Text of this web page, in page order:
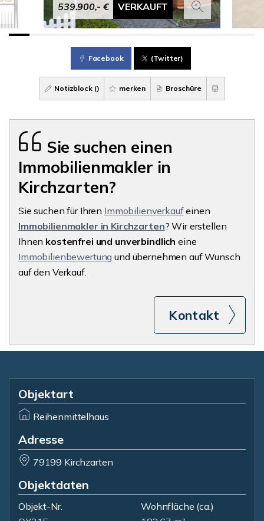
539.900,- € VERKAUFT
Facebook (Twitter)
Notizblock () merken Broschüre
Sie suchen einen
Immobilienmakler in
Kirchzarten?
Sie suchen für Ihren Immobilienverkaufeinen
Immobilienmakler in Kirchzarten? Wir erstellen
Ihnen kostenfrei und unverbindlich eine
Immobilienbewertung und übernehmen auf Wunsch
auf den Verkauf.
Kontakt
Objektart
Reihenmittelhaus
Adresse
79199 Kirchzarten
Objektdaten
Objekt-Nr.
Wohnfläche (ca.)